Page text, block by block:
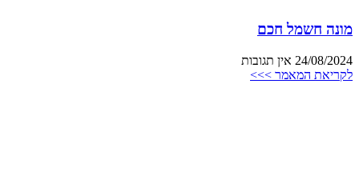
מונה חשמל חכם
24/08/2024 אין תגובות
לקריאת המאמר >>>